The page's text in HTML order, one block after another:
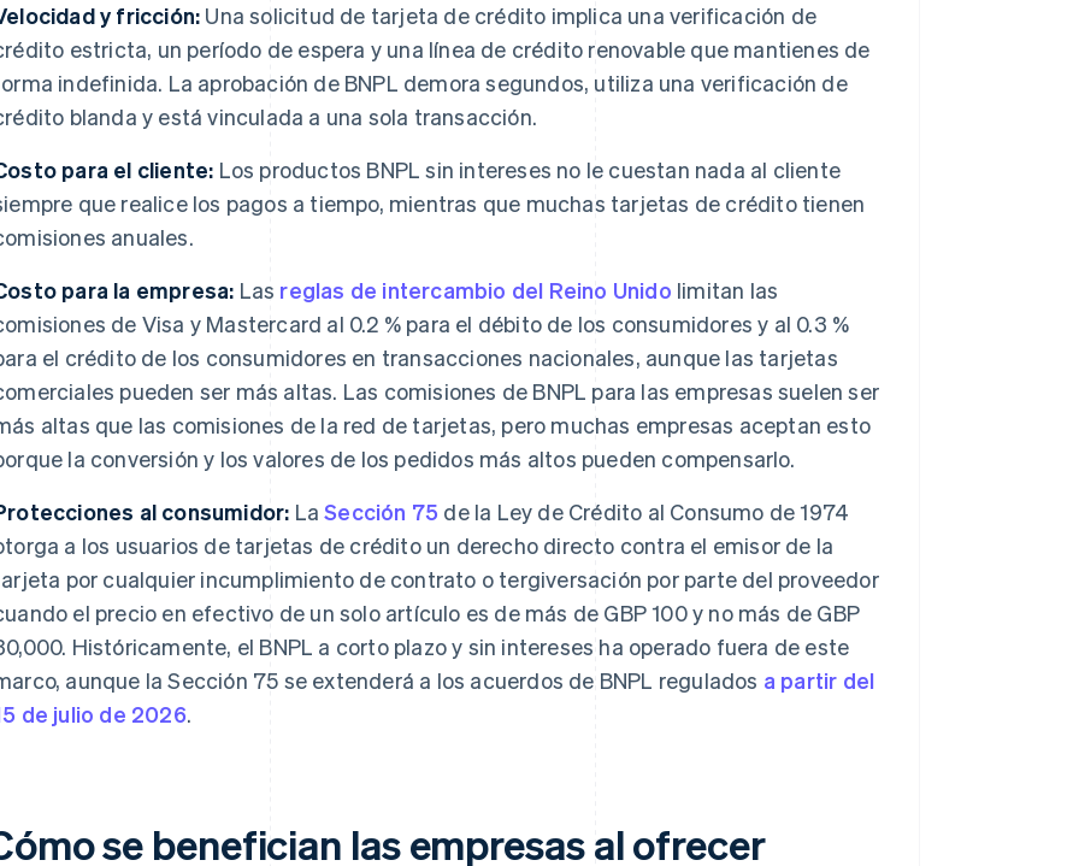
y fricción: Una solicitud de tarjeta de crédito implica una verificación de
estricta, un período de espera y una línea de crédito renovable que mantienes de
indefinida. La aprobación de BNPL demora segundos, utiliza una verificación de
blanda y está vinculada a una sola transacción.
para el cliente: Los productos BNPL sin intereses no le cuestan nada al cliente
que realice los pagos a tiempo, mientras que muchas tarjetas de crédito tienen
anuales.
para la empresa: Las reglas de intercambio del Reino Unido limitan las
de Visa y Mastercard al 0.2 % para el débito de los consumidores y al 0.3 %
el crédito de los consumidores en transacciones nacionales, aunque las tarjetas
pueden ser más altas. Las comisiones de BNPL para las empresas suelen ser
altas que las comisiones de la red de tarjetas, pero muchas empresas aceptan esto
la conversión y los valores de los pedidos más altos pueden compensarlo.
al consumidor: LaSección 75 de la Ley de Crédito al Consumo de 1974
a los usuarios de tarjetas de crédito un derecho directo contra el emisor de la
por cualquier incumplimiento de contrato o tergiversación por parte del proveedor
el precio en efectivo de un solo artículo es de más de GBP 100 y no más de GBP
Históricamente, el BNPL a corto plazo y sin intereses ha operado fuera de este
aunque la Sección 75 se extenderá a los acuerdos de BNPL regulados a partir del
de julio de 2026.
se benefician las empresas al ofrecer